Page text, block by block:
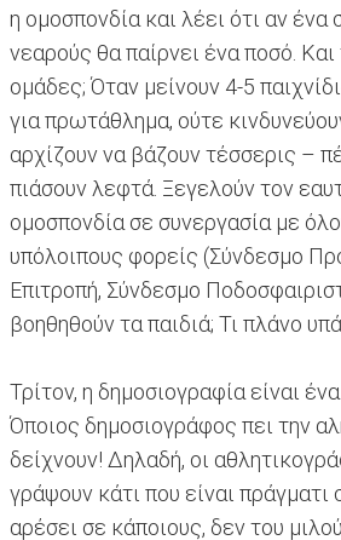
η ομοσπονδία και λέει ότι αν ένα
νεαρούς θα παίρνει ένα ποσό. Και
ομάδες; Όταν μείνουν 4-5
για πρωτάθλημα, ούτε
αρχίζουν να βάζουν τέσσερις –
πιάσουν λεφτά. Ξεγελούν τον
ομοσπονδία σε συνεργασία με
υπόλοιπους φορείς (Σύνδεσμο
Επιτροπή, Σύνδεσμο
βοηθηθούν τα παιδιά; Τι πλάνο
Τρίτον, η δημοσιογραφία είναι
Όποιος δημοσιογράφος πει την
δείχνουν! Δηλαδή, οι
γράψουν κάτι που είναι
αρέσει σε κάποιους, δεν του